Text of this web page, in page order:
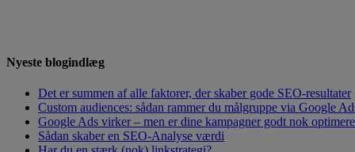
Nyeste blogindlæg
Det er summen af alle faktorer, der skaber gode SEO-resultater
Custom audiences: sådan rammer du målgruppe via Google
Google Ads virker – men er dine kampagner godt nok
Sådan skaber en SEO-Analyse værdi